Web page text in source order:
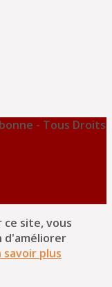
- Tous Droits
site, vous
d'améliorer
savoir plus